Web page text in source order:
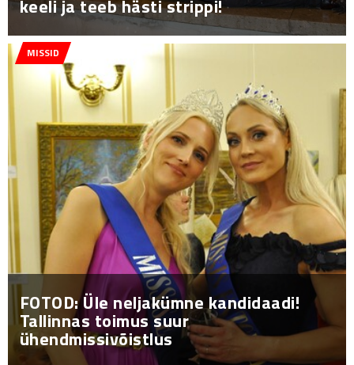
keeli ja teeb hästi strippi!
MISSID
FOTOD: Üle neljakümne kandidaadi!
Tallinnas toimus suur
ühendmissivõistlus